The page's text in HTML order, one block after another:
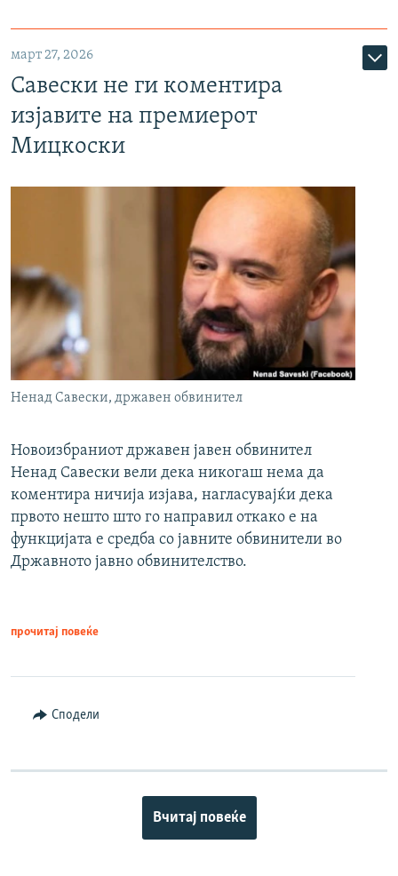
март 27, 2026
Савески не ги коментира
изјавите на премиерот
Мицкоски
Ненад Савески, државен обвинител
Новоизбраниот државен јавен обвинител
Ненад Савески вели дека никогаш нема да
коментира ничија изјава, нагласувајќи дека
првото нешто што го направил откако е на
функцијата е средба со јавните обвинители во
Државното јавно обвинителство.
прочитај повеќе
Сподели
Вчитај повеќе